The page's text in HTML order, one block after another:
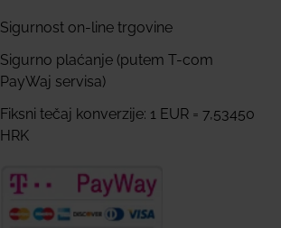
Sigurnost on-line trgovine
Sigurno plaćanje (putem T-com
PayWaj servisa)
Fiksni tečaj konverzije: 1 EUR = 7,53450
HRK